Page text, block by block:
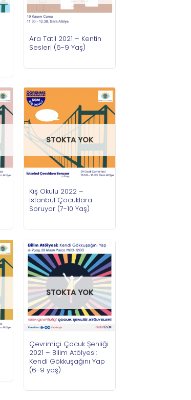
Ara Tatil 2021 – Kentin
Sesleri (6-9 Yaş)
STOKTA YOK
Kış Okulu 2022 –
İstanbul Çocuklara
Soruyor (7-10 Yaş)
STOKTA YOK
Çevrimiçi Çocuk Şenliği
2021 – Bilim Atölyesi:
Kendi Gökkuşağını Yap
(6-9 yaş)